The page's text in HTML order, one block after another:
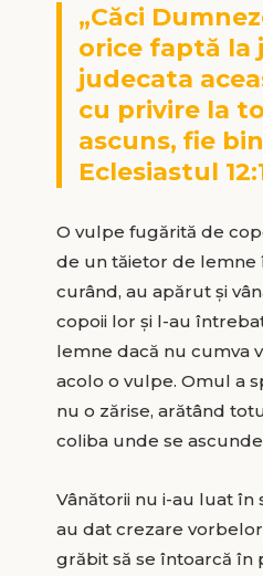
„Căci
orice faptă la
judecata
cu privire la
ascuns, fie
Eclesiastul
O vulpe fugărită de
de un tăietor de lemne
curând, au apărut și
copoii lor și l-au
lemne dacă nu cumva
acolo o vulpe. Omul a
nu o zărise, arătând
coliba unde se
Vânătorii nu i-au luat în
au dat crezare vorbelor
grăbit să se întoarcă în